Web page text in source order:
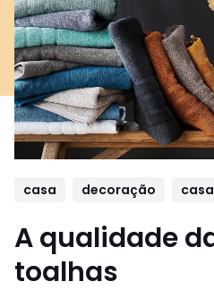
casa decoração
A qualidade
toalhas